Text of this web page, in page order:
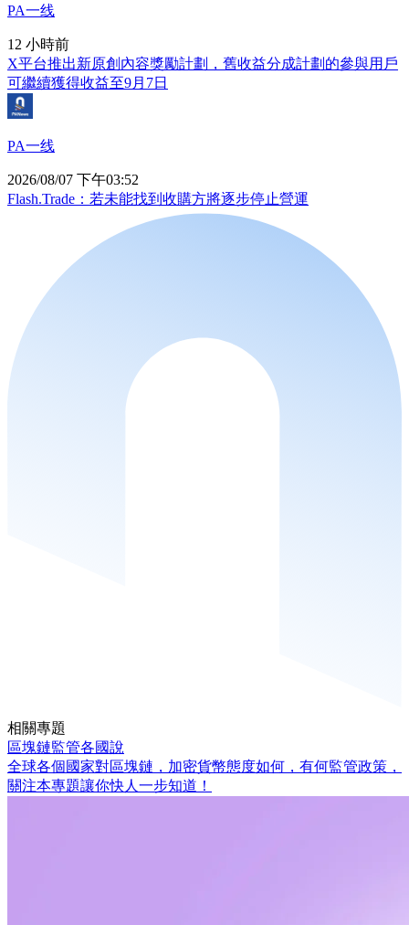
PA一线
12 小時前
X平台推出新原創內容獎勵計劃，舊收益分成計劃的參與用戶
可繼續獲得收益至9月7日
PA一线
2026/08/07 下午03:52
Flash.Trade：若未能找到收購方將逐步停止營運
相關專題
區塊鏈監管各國說
全球各個國家對區塊鏈，加密貨幣態度如何，有何監管政策，
關注本專題讓你快人一步知道！